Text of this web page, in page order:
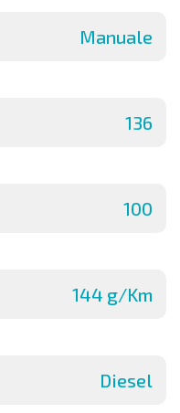
Manuale
136
100
144 g/Km
Diesel